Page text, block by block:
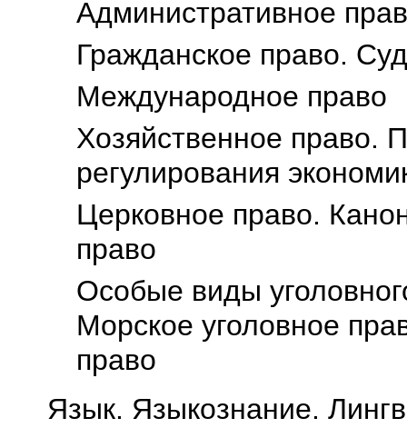
Административное
Гражданское право.
Международное право
Хозяйственное право.
регулирования
Церковное право.
право
Особые виды
Морское уголовное
право
Язык. Языкознание.